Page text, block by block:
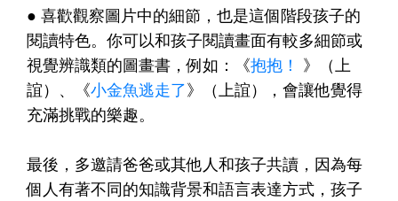
● 喜歡觀察圖片中的細節，也是這個階段孩子的
閱讀特色。你可以和孩子閱讀畫面有較多細節或
視覺辨識類的圖畫書，例如：《抱抱！ 》（上
誼）、《小金魚逃走了》（上誼），會讓他覺得
充滿挑戰的樂趣。
最後，多邀請爸爸或其他人和孩子共讀，因為每
個人有著不同的知識背景和語言表達方式，孩子